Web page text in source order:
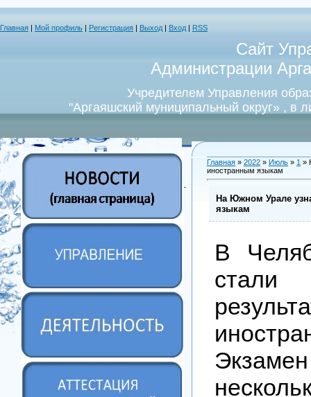
Главная Мой профиль Регистрация Выход Вход RSS
Сайт
Администрации
Учредителем Управления
"Аргаяшский муниципальный округ» , в
Главная » 2022 » Июль » 1 »
иностранным языкам
На Южном Урале
языкам
В